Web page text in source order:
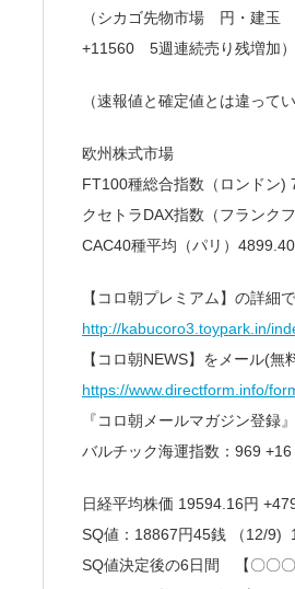
（シカゴ先物市場 円・建
+11560 5週連続売り残増加）
（速報値と確定値とは違って
欧州株式市場
FT100種総合指数（ロンドン
クセトラDAX指数（フランク
CAC40種平均（パリ）
【コロ朝プレミアム】の詳細
http://kabucoro3.toypark.in/
【コロ朝NEWS】をメール(無
https://www.directform.info/
『コロ朝メールマガジン登録』
バルチック海運指数：969
日経平均株価 19594.16円
SQ値：18867円45銭 （12/9)
SQ値決定後の6日間 【〇〇